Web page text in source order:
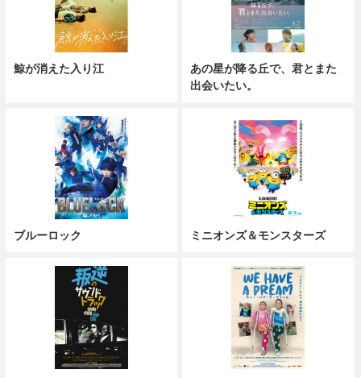
鯨が消えた入り江
あの星が降る丘で、君とまた
出会いたい。
ブルーロック ミニオンズ＆モンスターズ